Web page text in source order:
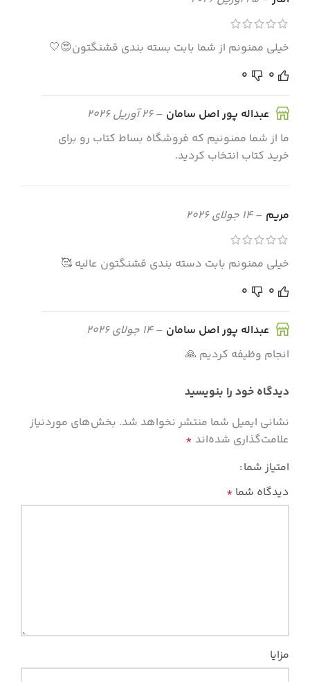
خیلی ممنونم از شما بابت بسته بندی قشنگتون😍🤍
0
0
عبداله پور اصل سامان – 26 آوریل 2026
ما از شما ممنونیم که فروشگاه بساط کتاب رو برای
خرید کتاب انتخاب کردید.
مریم – 14 جولای 2026
خیلی ممنونم بابت دسته بندی قشنگتون عالیه 🥰
0
0
عبداله پور اصل سامان – 14 جولای 2026
انجام وظیفه کردیم 🙏
دیدگاه خود را بنویسید
نشانی ایمیل شما منتشر نخواهد شد. بخش‌های موردنیاز
علامت‌گذاری شده‌اند *
امتیاز شما
دیدگاه شما *
مزایا